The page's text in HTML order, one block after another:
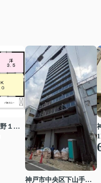
西宮市山口町中野１丁目
神戸市中央区下山手通７丁目